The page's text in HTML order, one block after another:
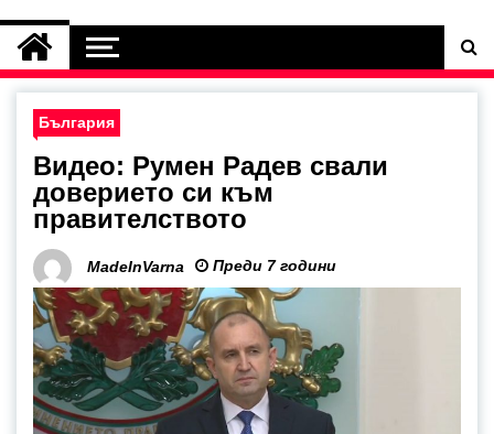
България
Видео: Румен Радев свали
доверието си към
правителството
MadeInVarna Преди 7 години